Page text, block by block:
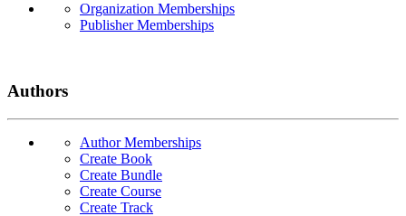
Organization Memberships
Publisher Memberships
Authors
Author Memberships
Create Book
Create Bundle
Create Course
Create Track